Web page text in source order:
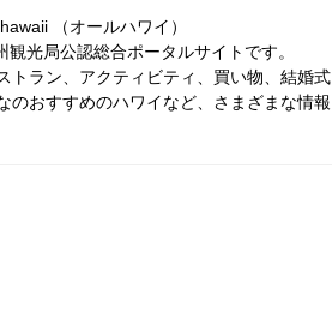
（オールハワイ）
光局公認総合ポータルサイトです。
トラン、アクティビティ、買い物、結婚式
のおすすめのハワイなど、さまざまな情報